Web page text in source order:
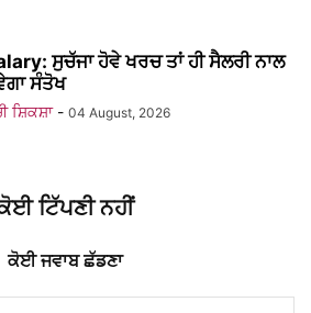
ਸੁਚੱਜਾ ਹੋਵੇ ਖਰਚ ਤਾਂ ਹੀ ਸੈਲਰੀ ਨਾਲ
ਸੰਤੋਖ
ਸ਼ਿਕਸ਼ਾ - 04 August, 2026
ਟਿੱਪਣੀ ਨਹੀਂ
ਕੋਈ ਜਵਾਬ ਛੱਡਣਾ